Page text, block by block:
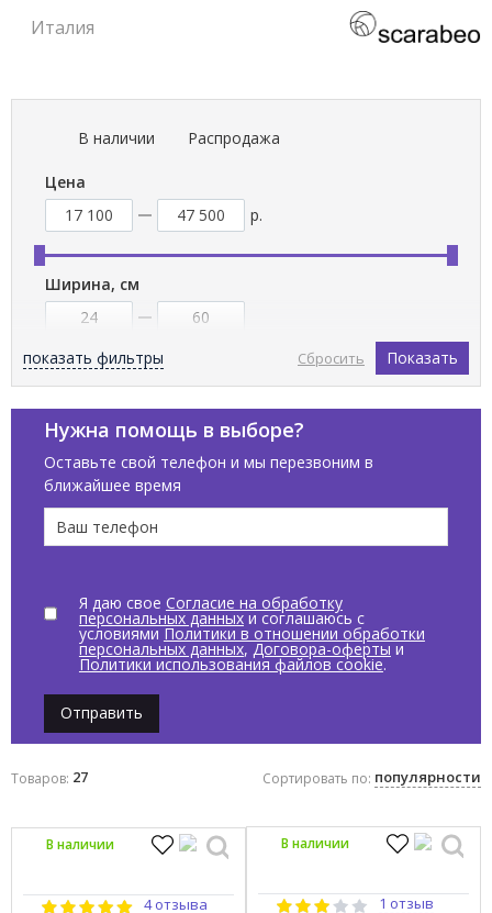
Италия
В наличии Распродажа
Цена
р.
Ширина, см
Белый
Черный
Тип поверхности
Глянцевый
Показать
Сбросить
показать фильтры
Нужна помощь в выборе?
Оставьте свой телефон и мы перезвоним в
ближайшее время
Я даю свое Согласие на обработку
персональных данныхи соглашаюсь с
условиямиПолитики в отношении обработки
персональных данных,Договора-офертыи
Политики использования файлов cookie.
Отправить
Товаров: 27 Сортировать по: популярности
4 отзыва
В наличии
1 отзыв
В наличии